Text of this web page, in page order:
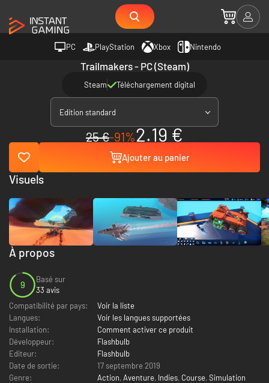
PC PlayStation Xbox Nintendo
Trailmakers - PC (Steam)
Steam Téléchargement digital
Edition standard
25 €-91%2.19 €
Ajouter au panier
À propos
9
Basé sur
33 avis
Compatibilité par pays:
Voir la liste
Langues:
Voir les langues supportées
Installation:
Comment activer ce produit
Développeur:
Flashbulb
Editeur:
Flashbulb
Date de sortie:
17 septembre 2019
Genre:
Action, Aventure, Indies, Course, Simulation
Visuels